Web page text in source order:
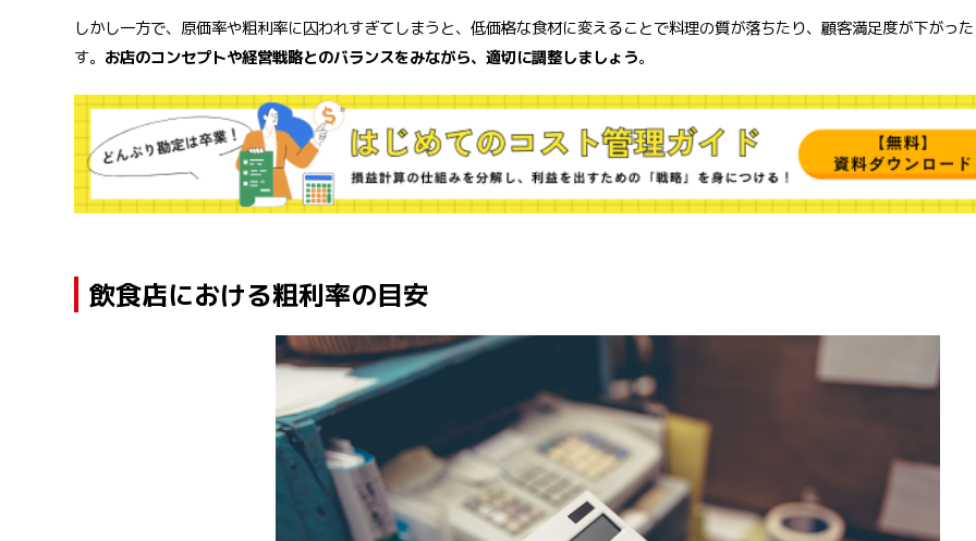
しかし一方で、原価率や粗利率に囚われすぎてしまうと、低価格な食材に変えることで料理の質が落ちたり、顧客満足度が下がっ
す。 お店のコンセプトや経営戦略とのバランスをみながら、適切に調整しましょう。
飲食店における粗利率の目安